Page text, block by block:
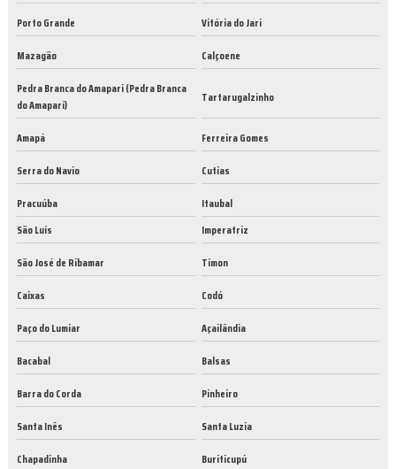
Porto Grande
Vitória do Jari
Mazagão
Calçoene
Pedra Branca do Amapari (Pedra Branca
do Amaparí)
Tartarugalzinho
Amapá
Ferreira Gomes
Serra do Navio
Cutias
Pracuúba
Itaubal
São Luís
Imperatriz
São José de Ribamar
Timon
Caixas
Codó
Paço do Lumiar
Açailândia
Bacabal
Balsas
Barra do Corda
Pinheiro
Santa Inês
Santa Luzia
Chapadinha
Buriticupú